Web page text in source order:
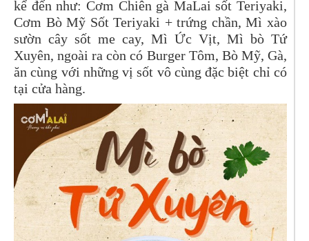
kể đến như: Cơm Chiên gà MaLai sốt Teriyaki,
Cơm Bò Mỹ Sốt Teriyaki + trứng chần, Mì xào
sườn cây sốt me cay, Mì Ức Vịt, Mì bò Tứ
Xuyên, ngoài ra còn có Burger Tôm, Bò Mỹ, Gà,
ăn cùng với những vị sốt vô cùng đặc biệt chỉ có
tại cửa hàng.